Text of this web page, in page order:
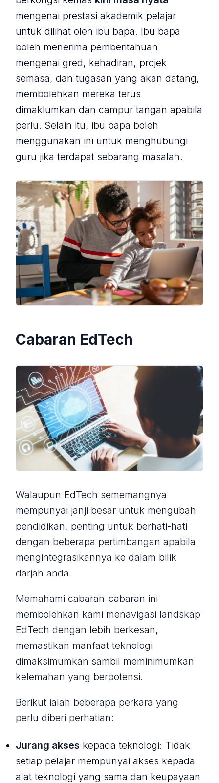
mengenai prestasi akademik pelajar
untuk dilihat oleh ibu bapa. Ibu bapa
boleh menerima pemberitahuan
mengenai gred, kehadiran, projek
semasa, dan tugasan yang akan datang,
membolehkan mereka terus
dimaklumkan dan campur tangan apabila
perlu. Selain itu, ibu bapa boleh
menggunakan ini untuk menghubungi
guru jika terdapat sebarang masalah.
Cabaran EdTech
Walaupun EdTech sememangnya
mempunyai janji besar untuk mengubah
pendidikan, penting untuk berhati-hati
dengan beberapa pertimbangan apabila
mengintegrasikannya ke dalam bilik
darjah anda.
Memahami cabaran-cabaran ini
membolehkan kami menavigasi landskap
EdTech dengan lebih berkesan,
memastikan manfaat teknologi
dimaksimumkan sambil meminimumkan
kelemahan yang berpotensi.
Berikut ialah beberapa perkara yang
perlu diberi perhatian:
Jurang akses kepada teknologi: Tidak
setiap pelajar mempunyai akses kepada
alat teknologi yang sama dan keupayaan